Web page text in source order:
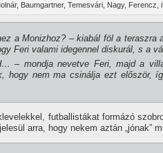
Baumgartner, Temesvári, Nagy, Ferencz,
a Monizhoz? – kiabál föl a te­raszra
Feri valami idegennel diskurál, s a
– mondja nevetve Feri, majd a
hogy nem ma csinálja ezt elő­ször,
futballistákat formázó
arra, hogy nekem aztán „jónak”